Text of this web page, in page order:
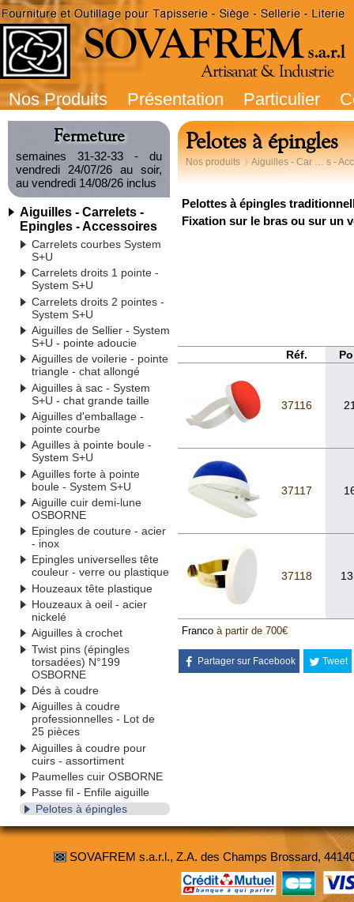
Nos Produits Présentation Particulier
Fermeture
semaines 31-32-33 - du
vendredi 24/07/26 au soir,
au vendredi 14/08/26 inclus
Aiguilles - Carrelets -
Epingles - Accessoires
Carrelets courbes System
S+U
Carrelets droits 1 pointe -
System S+U
Carrelets droits 2 pointes -
System S+U
Aiguilles de Sellier - System
S+U - pointe adoucie
Aiguilles de voilerie - pointe
triangle - chat allongé
Aiguilles à sac - System
S+U - chat grande taille
Aiguilles d'emballage -
pointe courbe
Aguilles à pointe boule -
System S+U
Aguilles forte à pointe
boule - System S+U
Aiguille cuir demi-lune
OSBORNE
Epingles de couture - acier
- inox
Epingles universelles tête
couleur - verre ou plastique
Houzeaux tête plastique
Houzeaux à oeil - acier
nickelé
Aiguilles à crochet
Twist pins (épingles
torsadées) N°199
OSBORNE
Dés à coudre
Aiguilles à coudre
professionnelles - Lot de
25 pièces
Aiguilles à coudre pour
cuirs - assortiment
Paumelles cuir OSBORNE
Passe fil - Enfile aiguille
Pelotes à épingles
Pelotes à épingles
Nos produits Aiguilles - Car … s -
Pelottes à épingles
Fixation sur le bras ou sur un
Réf.
37116
37117
37118
Franco à partir de 700€
Partager sur Facebook Tweet
SOVAFREM s.a.r.l., Z.A. des Champs Brossard,